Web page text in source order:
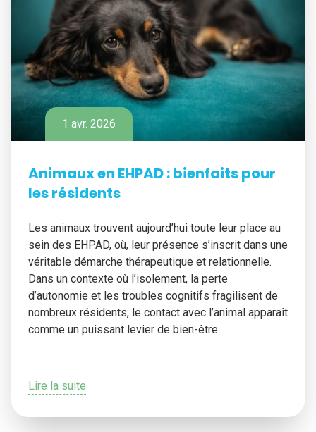
1 avr. 2026
Animaux en EHPAD : bienfaits pour
les résidents
Les animaux trouvent aujourd’hui toute leur place au
sein des EHPAD, où, leur présence s’inscrit dans une
véritable démarche thérapeutique et relationnelle.
Dans un contexte où l’isolement, la perte
d’autonomie et les troubles cognitifs fragilisent de
nombreux résidents, le contact avec l’animal apparaît
comme un puissant levier de bien-être.
Lire la suite